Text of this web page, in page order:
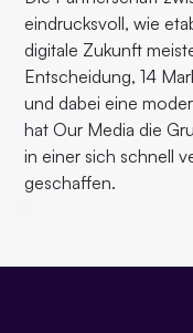
eindrucksvoll, wie
digitale Zukunft
Entscheidung, 14
und dabei eine
hat Our Media die
in einer sich schnell
geschaffen.